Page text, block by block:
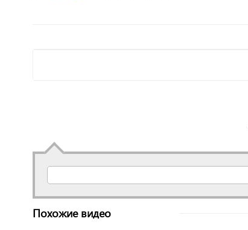
Похожие видео